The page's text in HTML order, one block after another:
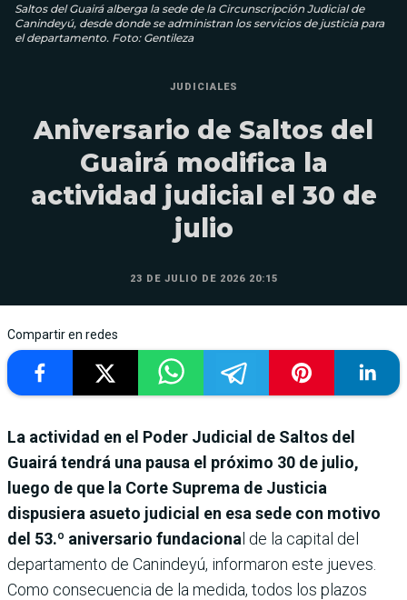
Saltos del Guairá alberga la sede de la Circunscripción Judicial de
Canindeyú, desde donde se administran los servicios de justicia para
el departamento. Foto: Gentileza
JUDICIALES
Aniversario de Saltos del
Guairá modifica la
actividad judicial el 30 de
julio
23 DE JULIO DE 2026 20:15
Compartir en redes
La actividad en el Poder Judicial de Saltos del
Guairá tendrá una pausa el próximo 30 de julio,
luego de que la Corte Suprema de Justicia
dispusiera asueto judicial en esa sede con motivo
del 53.º aniversario fundacional de la capital del
departamento de Canindeyú, informaron este jueves.
Como consecuencia de la medida, todos los plazos